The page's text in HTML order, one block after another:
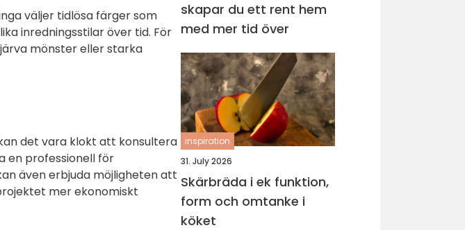
väljer tidlösa färger som
inredningsstilar över tid. För
mönster eller starka
det vara klokt att konsultera
en professionell för
även erbjuda möjligheten att
mer ekonomiskt
skapar du ett rent hem
med mer tid över
inspiration
31. July 2026
Skärbräda i ek funktion,
form och omtanke i
köket